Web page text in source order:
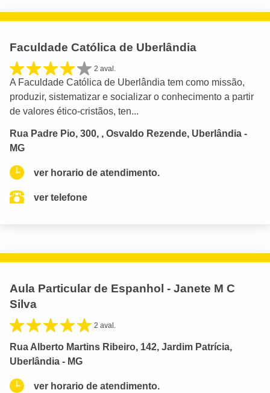
Faculdade Católica de Uberlândia
2 aval.
A Faculdade Católica de Uberlândia tem como missão,
produzir, sistematizar e socializar o conhecimento a partir
de valores ético-cristãos, ten...
Rua Padre Pio, 300, , Osvaldo Rezende, Uberlândia -
MG
ver horario de atendimento.
ver telefone
Aula Particular de Espanhol - Janete M C
Silva
2 aval.
Rua Alberto Martins Ribeiro, 142, Jardim Patrícia,
Uberlândia - MG
ver horario de atendimento.